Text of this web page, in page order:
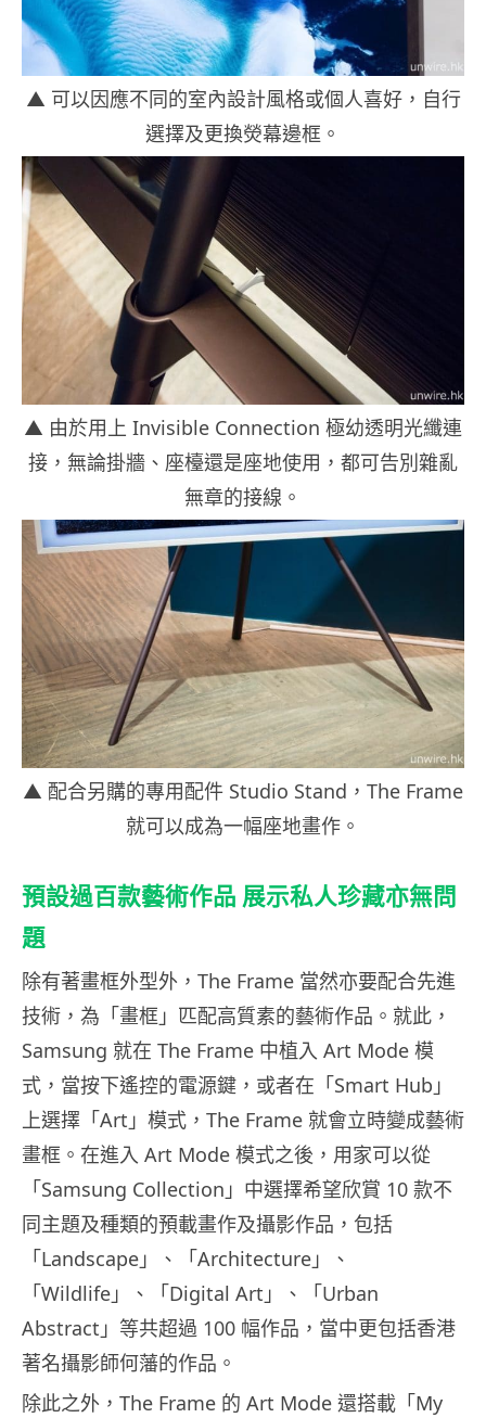
▲ 可以因應不同的室內設計風格或個人喜好，自行
選擇及更換熒幕邊框。
▲ 由於用上 Invisible Connection 極幼透明光纖連
接，無論掛牆、座檯還是座地使用，都可告別雜亂
無章的接線。
▲ 配合另購的專用配件 Studio Stand，The Frame
就可以成為一幅座地畫作。
預設過百款藝術作品 展示私人珍藏亦無問
題
除有著畫框外型外，The Frame 當然亦要配合先進
技術，為「畫框」匹配高質素的藝術作品。就此，
Samsung 就在 The Frame 中植入 Art Mode 模
式，當按下遙控的電源鍵，或者在「Smart Hub」
上選擇「Art」模式，The Frame 就會立時變成藝術
畫框。在進入 Art Mode 模式之後，用家可以從
「Samsung Collection」中選擇希望欣賞 10 款不
同主題及種類的預載畫作及攝影作品，包括
「Landscape」、「Architecture」、
「Wildlife」、「Digital Art」、「Urban
Abstract」等共超過 100 幅作品，當中更包括香港
著名攝影師何藩的作品。
除此之外，The Frame 的 Art Mode 還搭載「My